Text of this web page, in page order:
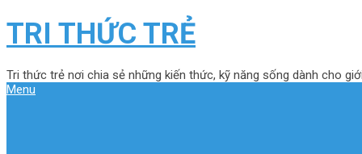
TRI THỨC TRẺ
Tri thức trẻ nơi chia sẻ những kiến thức, kỹ năng sống dành cho
Menu